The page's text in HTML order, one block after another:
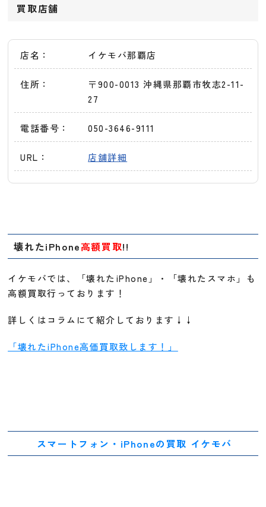
買取店舗
店名： イケモバ那覇店
住所：
〒900-0013 沖縄県那覇市牧志2-11-
27
電話番号： 050-3646-9111
URL： 店舗詳細
壊れたiPhone高額買取!!
イケモバでは、「壊れたiPhone」・「壊れたスマホ」も
高額買取行っております！
詳しくはコラムにて紹介しております↓↓
「壊れたiPhone高価買取致します！」
スマートフォン・iPhoneの買取 イケモバ